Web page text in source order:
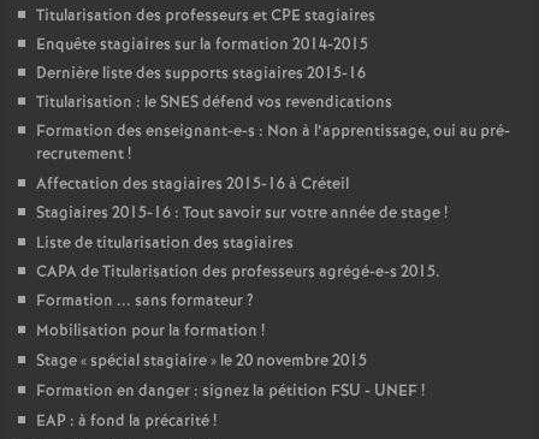
Titularisation des professeurs etCPE stagiaires
Enquête stagiaires sur la formation 2014-2015
Dernière liste des supports stagiaires 2015-16
Titularisation : leSNESdéfend vos revendications
Formation des enseignant-e-s : Non à l’apprentissage, oui au pré-
recrutement!
Affectation des stagiaires 2015-16 à Créteil
Stagiaires 2015-16 : Tout savoir sur votre année de stage!
Liste de titularisation des stagiaires
CAPAde Titularisation des professeurs agrégé-e-s 2015.
Formation ... sans formateur?
Mobilisation pour la formation !
Stage «spécial stagiaire» le 20 novembre 2015
Formation en danger : signez la pétition FSU - UNEF!
EAP : à fond la précarité!